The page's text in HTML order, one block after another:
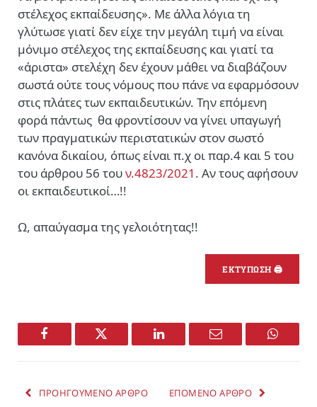
στέλεχος εκπαίδευσης». Με άλλα λόγια τη
γλύτωσε γιατί δεν είχε την μεγάλη τιμή να είναι
μόνιμο στέλεχος της εκπαίδευσης και γιατί τα
«άριστα» στελέχη δεν έχουν μάθει να διαβάζουν
σωστά ούτε τους νόμους που πάνε να εφαρμόσουν
στις πλάτες των εκπαιδευτικών. Την επόμενη
φορά πάντως θα φροντίσουν να γίνει υπαγωγή
των πραγματικών περιστατικών στον σωστό
κανόνα δικαίου, όπως είναι π.χ οι παρ.4 και 5 του
του άρθρου 56 τουν.4823/2021 . Αν τους αφήσουν
οι εκπαιδευτικοί…!!
Ω, απαύγασμα της γελοιότητας!!
ΕΚΤΥΠΩΣΗ 🖨
Facebook Twitter LinkedIn Email
ΠΡΟΗΓΟΥΜΕΝΟ ΑΡΘΡΟ ΕΠΟΜΕΝΟ ΑΡΘΡΟ